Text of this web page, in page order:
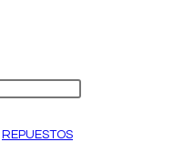
REPUESTOS